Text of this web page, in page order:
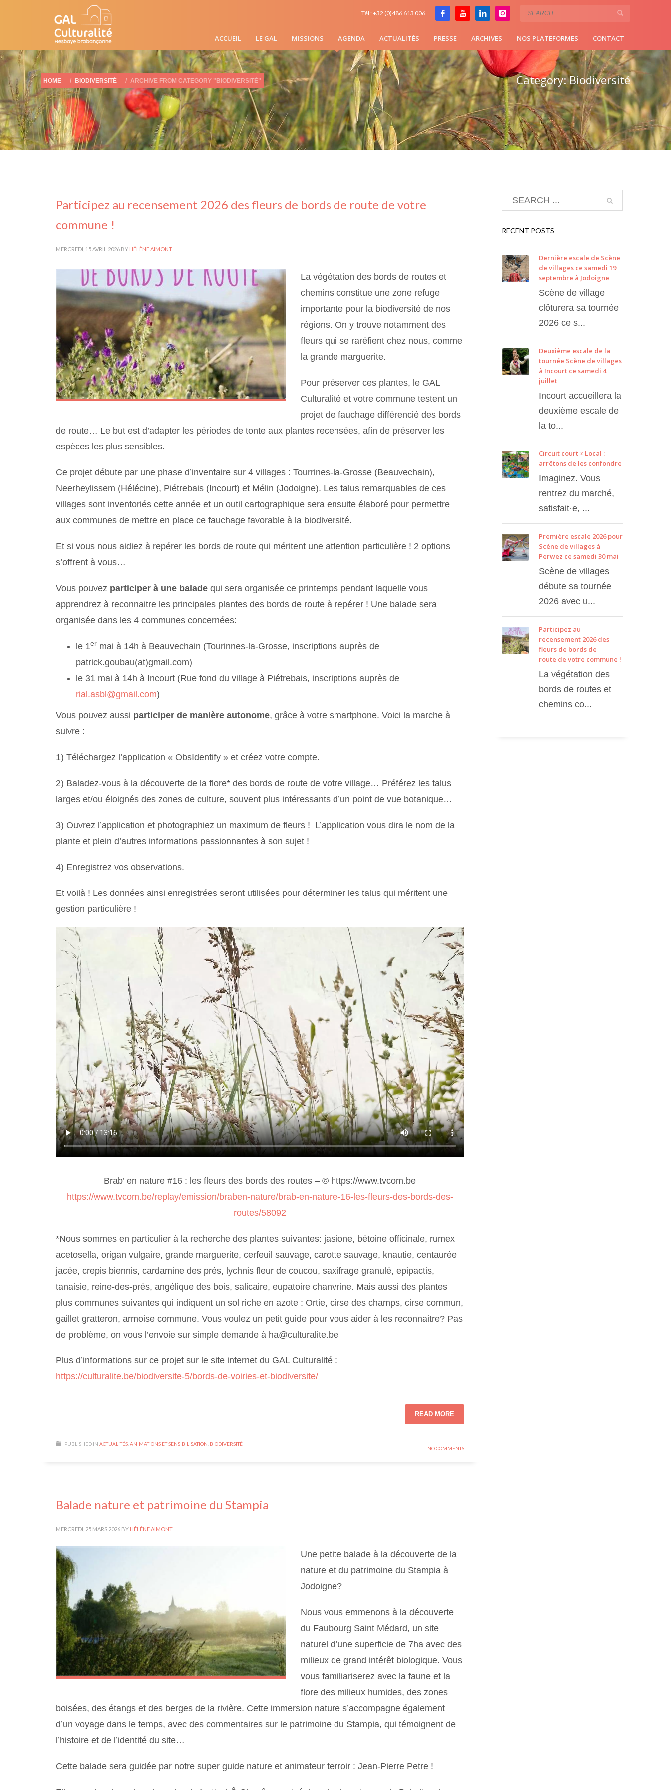
Tél : +32 (0)486 613 006
ACCUEIL LE GAL MISSIONS AGENDA ACTUALITÉS PRESSE ARCHIVES NOS PLATEFORMES CONTACT
HOME BIODIVERSITÉ ARCHIVE FROM CATEGORY "BIODIVERSITÉ" Category: Biodiversité
Participez au recensement 2026 des fleurs de bords de route de votre
commune !
MERCREDI, 15 AVRIL 2026 BY HÉLÈNE AIMONT
La végétation des bords de routes et
chemins constitue une zone refuge
importante pour la biodiversité de nos
régions. On y trouve notamment des
fleurs qui se raréfient chez nous, comme
la grande marguerite.
Pour préserver ces plantes, le GAL
Culturalité et votre commune testent un
projet de fauchage différencié des bords
de route… Le but est d’adapter les périodes de tonte aux plantes recensées, afin de préserver les
espèces les plus sensibles.
Ce projet débute par une phase d’inventaire sur 4 villages : Tourrines-la-Grosse (Beauvechain),
Neerheylissem (Hélécine), Piétrebais (Incourt) et Mélin (Jodoigne). Les talus remarquables de ces
villages sont inventoriés cette année et un outil cartographique sera ensuite élaboré pour permettre
aux communes de mettre en place ce fauchage favorable à la biodiversité.
Et si vous nous aidiez à repérer les bords de route qui méritent une attention particulière ! 2 options
s’offrent à vous…
Vous pouvez participer à une balade qui sera organisée ce printemps pendant laquelle vous
apprendrez à reconnaitre les principales plantes des bords de route à repérer ! Une balade sera
organisée dans les 4 communes concernées:
le 1er mai à 14h à Beauvechain (Tourinnes-la-Grosse, inscriptions auprès de
patrick.goubau(at)gmail.com)
le 31 mai à 14h à Incourt (Rue fond du village à Piétrebais, inscriptions auprès de
rial.asbl@gmail.com)
Vous pouvez aussi participer de manière autonome, grâce à votre smartphone. Voici la marche à
suivre :
1) Téléchargez l’application « ObsIdentify » et créez votre compte.
2) Baladez-vous à la découverte de la flore* des bords de route de votre village… Préférez les talus
larges et/ou éloignés des zones de culture, souvent plus intéressants d’un point de vue botanique…
3) Ouvrez l’application et photographiez un maximum de fleurs ! L’application vous dira le nom de la
plante et plein d’autres informations passionnantes à son sujet !
4) Enregistrez vos observations.
Et voilà ! Les données ainsi enregistrées seront utilisées pour déterminer les talus qui méritent une
gestion particulière !
Brab’ en nature #16 : les fleurs des bords des routes – © https://www.tvcom.be
https://www.tvcom.be/replay/emission/braben-nature/brab-en-nature-16-les-fleurs-des-bords-des-
routes/58092
*Nous sommes en particulier à la recherche des plantes suivantes: jasione, bétoine officinale, rumex
acetosella, origan vulgaire, grande marguerite, cerfeuil sauvage, carotte sauvage, knautie, centaurée
jacée, crepis biennis, cardamine des prés, lychnis fleur de coucou, saxifrage granulé, epipactis,
tanaisie, reine-des-prés, angélique des bois, salicaire, eupatoire chanvrine. Mais aussi des plantes
plus communes suivantes qui indiquent un sol riche en azote : Ortie, cirse des champs, cirse commun,
gaillet gratteron, armoise commune. Vous voulez un petit guide pour vous aider à les reconnaitre? Pas
de problème, on vous l’envoie sur simple demande à ha@culturalite.be
Plus d’informations sur ce projet sur le site internet du GAL Culturalité :
https://culturalite.be/biodiversite-5/bords-de-voiries-et-biodiversite/
READ MORE
PUBLISHED IN ACTUALITÉS ANIMATIONS ET SENSIBILISATION BIODIVERSITÉ
NO COMMENTS
Balade nature et patrimoine du Stampia
MERCREDI, 25 MARS 2026 BY HÉLÈNE AIMONT
Une petite balade à la découverte de la
nature et du patrimoine du Stampia à
Jodoigne?
Nous vous emmenons à la découverte
du Faubourg Saint Médard, un site
naturel d’une superficie de 7ha avec des
milieux de grand intérêt biologique. Vous
vous familiariserez avec la faune et la
flore des milieux humides, des zones
boisées, des étangs et des berges de la rivière. Cette immersion nature s’accompagne également
d’un voyage dans le temps, avec des commentaires sur le patrimoine du Stampia, qui témoignent de
l’histoire et de l’identité du site…
Cette balade sera guidée par notre super guide nature et animateur terroir : Jean-Pierre Petre !
RECENT POSTS
Dernière escale de Scène
de villages ce samedi 19
septembre à Jodoigne
Scène de village
clôturera sa tournée
2026 ce s...
Deuxième escale de la
tournée Scène de villages
à Incourt ce samedi 4
juillet
Incourt accueillera la
deuxième escale de
la to...
Circuit court ≠ Local :
arrêtons de les confondre
Imaginez. Vous
rentrez du marché,
satisfait·e, ...
Première escale 2026 pour
Scène de villages à
Perwez ce samedi 30 mai
Scène de villages
débute sa tournée
2026 avec u...
Participez au
recensement 2026 des
fleurs de bords de
route de votre commune !
La végétation des
bords de routes et
chemins co...